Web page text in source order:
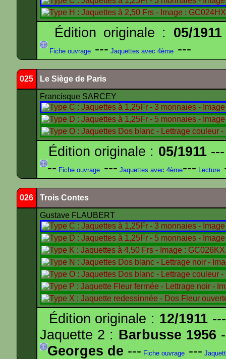
Édition originale : 05/1911
Fiche ouvrage --- Jaquettes avec 4ème ---
025 Le Siège de Paris
Francisque SARCEY
Édition originale : 05/1911---
-- Fiche ouvrage --- Jaquettes avec 4ème--- Lecture
026 Trois Contes
Gustave FLAUBERT
Édition originale : 12/1911
Jaquette 2 : Barbusse 1956
Georges de --- Fiche ouvrage ---